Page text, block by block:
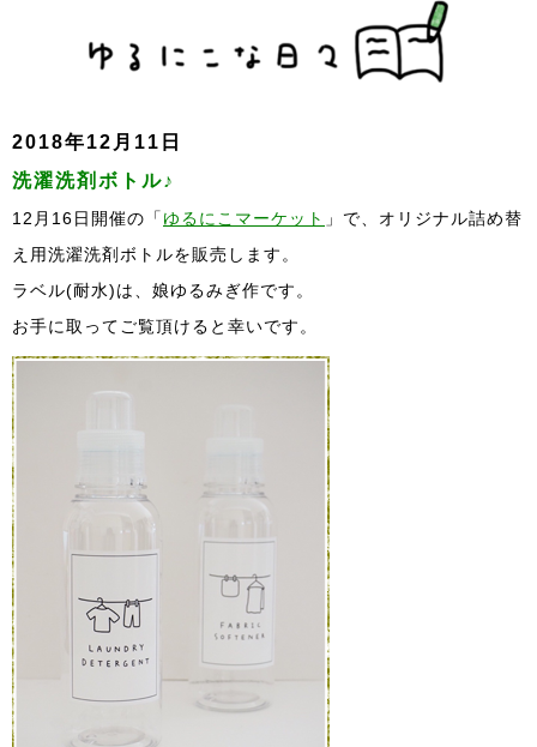
2018年12月11日
洗濯洗剤ボトル♪
12月16日開催の「 ゆるにこマーケット 」で、オリジナル詰め替
え用洗濯洗剤ボトルを販売します。
ラベル(耐水)は、娘ゆるみぎ作です。
お手に取ってご覧頂けると幸いです。